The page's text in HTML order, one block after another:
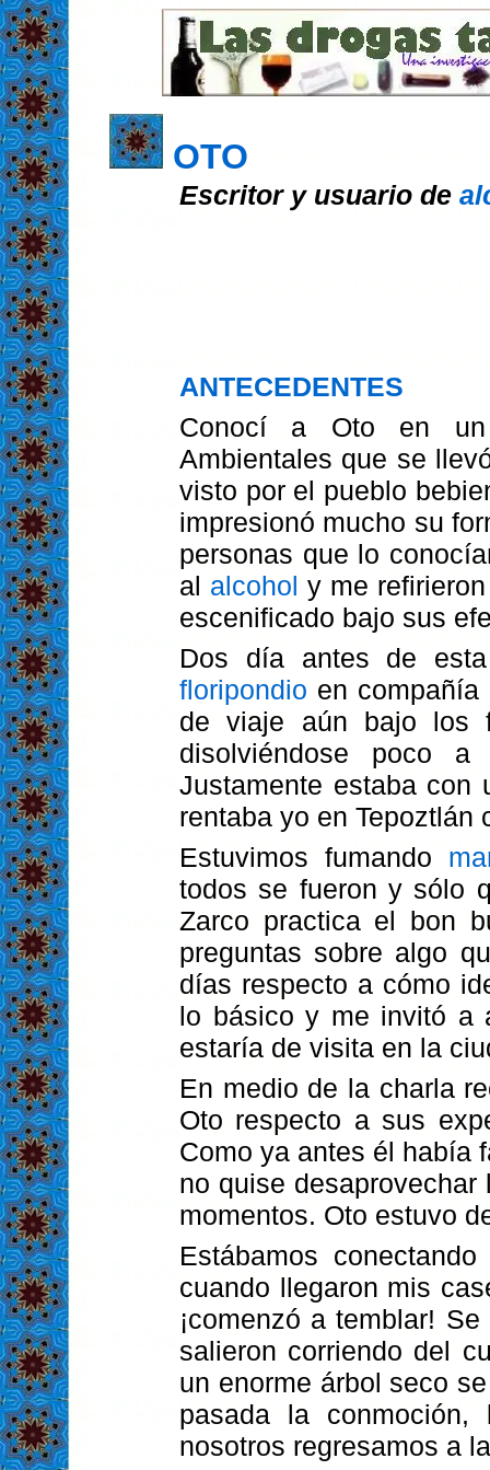
OTO
Escritor y usuario de
ANTECEDENTES
Conocí a Oto en un
Ambientales que se
visto por el pueblo
impresionó mucho su
personas que lo
al alcohol y me
escenificado bajo sus
Dos día antes de
floripondio en
de viaje aún bajo los
disolviéndose poco
Justamente estaba
rentaba yo en Tepoztlán
Estuvimos fumando
todos se fueron y sólo
Zarco practica el bon
preguntas sobre algo
días respecto a cómo
lo básico y me invitó a
estaría de visita en la
En medio de la charla
Oto respecto a sus
Como ya antes él había
no quise
momentos. Oto estuvo
Estábamos
cuando llegaron mis
¡comenzó a temblar!
salieron corriendo del
un enorme árbol seco
pasada la
nosotros regresamos a